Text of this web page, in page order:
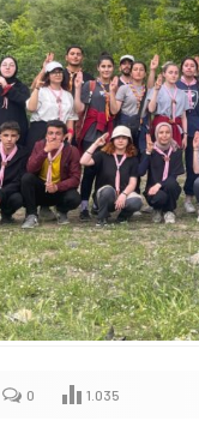
0 1.035